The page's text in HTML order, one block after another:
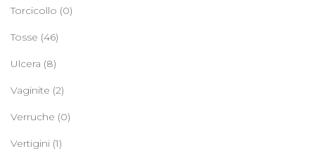
Torcicollo (0)
Tosse (46)
Ulcera (8)
Vaginite (2)
Verruche (0)
Vertigini (1)